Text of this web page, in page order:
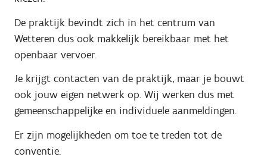
De praktijk bevindt zich in het centrum van
Wetteren dus ook makkelijk bereikbaar met het
openbaar vervoer.
Je krijgt contacten van de praktijk, maar je bouwt
ook jouw eigen netwerk op. Wij werken dus met
gemeenschappelijke en individuele aanmeldingen.
Er zijn mogelijkheden om toe te treden tot de
conventie.